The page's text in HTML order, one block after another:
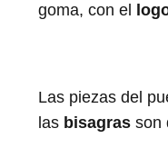
goma, con el
Las piezas del
las bisagras son